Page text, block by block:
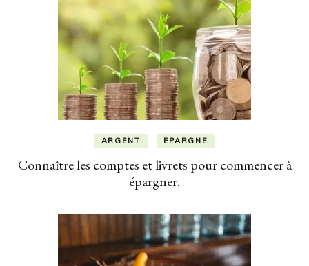
ARGENT EPARGNE
Connaître les comptes et livrets pour commencer à
épargner.